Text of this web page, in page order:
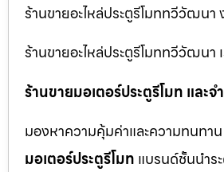
ร้านขายอะไหล่ประตูรีโมททวีวัฒนา
ร้านขายอะไหล่ประตูรีโมททวีวัฒนา
ร้านขายมอเตอร์ประตูรีโมท และ
มองหาความคุ้มค่าและความทนทา
มอเตอร์ประตูรีโมท แบรนด์ชั้นนำร